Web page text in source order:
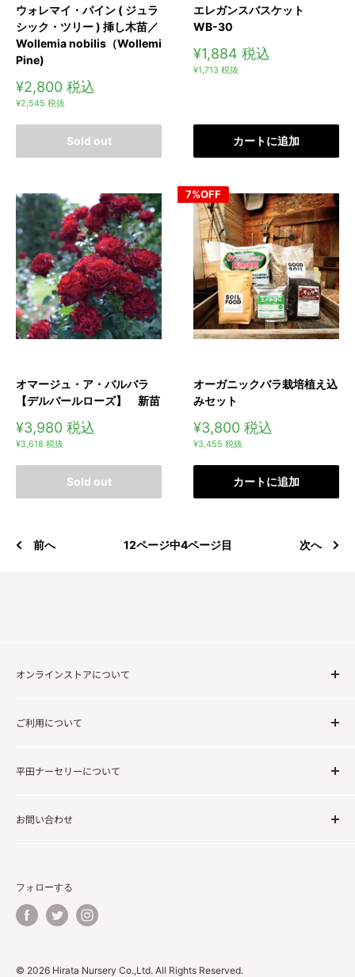
ウォレマイ・パイン ( ジュラ
シック・ツリー ) 挿し木苗／
Wollemia nobilis（Wollemi
Pine)
販
売
格
¥2,800 税込
¥2,545 税抜
Sold out
エレガンスバスケット
WB-30
販
売
¥1,884 税込
¥1,713 税抜
カートに追加
オマージュ・ア・バルバラ
【デルバールローズ】 新苗
販
売
格
¥3,980 税込
¥3,618 税抜
Sold out
7%OFF
オーガニックバラ栽培植え込
みセット
販
売
格
¥3,800 税込
¥3,455 税抜
カートに追加
前へ 12ページ中4ページ目 次へ
オンラインストアについて
送料について
ご利用について
免責事項
会社概要／特定商取引に関する法律に基づく表記
平田ナーセリーについて
コーポレートサイト
お問い合わせ
フォローする
© 2026 Hirata Nursery Co.,Ltd. All Rights Reserved.